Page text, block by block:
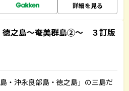
詳細を見る
之島～奄美群島②～ ３訂版
・沖永良部島・徳之島」の三島だ